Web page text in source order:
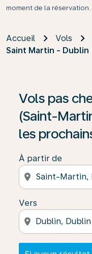
moment de la réservation.
Accueil Vols
Saint Martin - Dublin
Vols pas
(Saint-
les
À partir de
location_on
Vers
location_on
Si aucun résultat